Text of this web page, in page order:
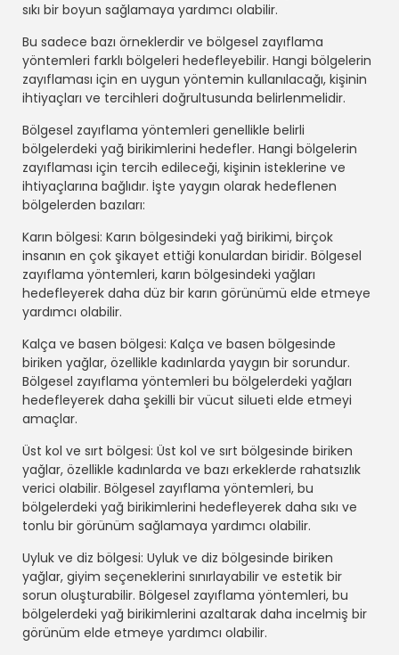
sıkı bir boyun sağlamaya yardımcı olabilir.
Bu sadece bazı örneklerdir ve bölgesel zayıflama
yöntemleri farklı bölgeleri hedefleyebilir. Hangi bölgelerin
zayıflaması için en uygun yöntemin kullanılacağı, kişinin
ihtiyaçları ve tercihleri doğrultusunda belirlenmelidir.
Bölgesel zayıflama yöntemleri genellikle belirli
bölgelerdeki yağ birikimlerini hedefler. Hangi bölgelerin
zayıflaması için tercih edileceği, kişinin isteklerine ve
ihtiyaçlarına bağlıdır. İşte yaygın olarak hedeflenen
bölgelerden bazıları:
Karın bölgesi: Karın bölgesindeki yağ birikimi, birçok
insanın en çok şikayet ettiği konulardan biridir. Bölgesel
zayıflama yöntemleri, karın bölgesindeki yağları
hedefleyerek daha düz bir karın görünümü elde etmeye
yardımcı olabilir.
Kalça ve basen bölgesi: Kalça ve basen bölgesinde
biriken yağlar, özellikle kadınlarda yaygın bir sorundur.
Bölgesel zayıflama yöntemleri bu bölgelerdeki yağları
hedefleyerek daha şekilli bir vücut silueti elde etmeyi
amaçlar.
Üst kol ve sırt bölgesi: Üst kol ve sırt bölgesinde biriken
yağlar, özellikle kadınlarda ve bazı erkeklerde rahatsızlık
verici olabilir. Bölgesel zayıflama yöntemleri, bu
bölgelerdeki yağ birikimlerini hedefleyerek daha sıkı ve
tonlu bir görünüm sağlamaya yardımcı olabilir.
Uyluk ve diz bölgesi: Uyluk ve diz bölgesinde biriken
yağlar, giyim seçeneklerini sınırlayabilir ve estetik bir
sorun oluşturabilir. Bölgesel zayıflama yöntemleri, bu
bölgelerdeki yağ birikimlerini azaltarak daha incelmiş bir
görünüm elde etmeye yardımcı olabilir.